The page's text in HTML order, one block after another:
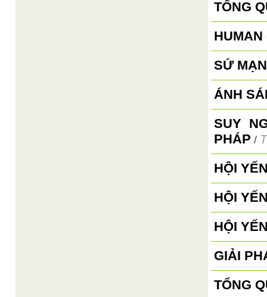
TỔNG
HUMAN
SỨ
ÁNH
SUY
PHÁP /
HỘI
HỘI
HỘI
GIẢI
TỔNG